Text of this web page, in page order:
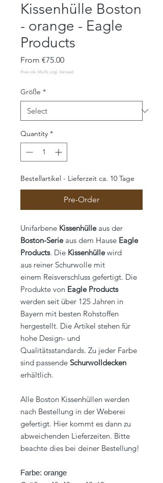
Kissenhülle Boston
- orange - Eagle
Products
From €75.00Sale
Price
Größe *
Quantity *
Bestellartikel - Lieferzeit ca. 10 Tage
Pre-Order
Unifarbene Kissenhülleaus der
Boston-Serieaus dem Hause Eagle
Products. Die Kissenhüllewird
aus reiner Schurwolle mit
einem Reisverschluss gefertigt. Die
Produkte von Eagle Products
werden seit über 125 Jahren in
Bayern mit besten Rohstoffen
hergestellt. Die Artikel stehen für
hohe Design- und
Qualitätsstandards. Zu jeder Farbe
sind passende Schurwolldecken
erhältlich.
Alle Boston Kissenhüllen werden
nach Bestellung in der Weberei
gefertigt. Hier kommt es dann zu
abweichenden Lieferzeiten. Bitte
beachte dies bei deiner Bestellung!
Farbe: orange